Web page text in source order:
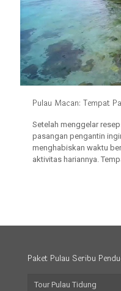
Pulau Macan: Tempat
Setelah menggelar
pasangan pengantin
menghabiskan waktu
aktivitas hariannya.
Paket Pulau Seribu
Tour Pulau Tidung